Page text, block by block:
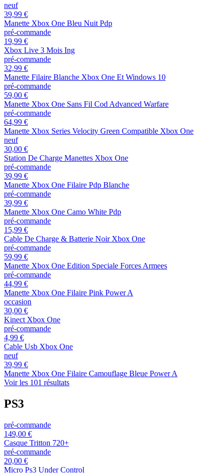
neuf
39,99 €
Manette Xbox One Bleu Nuit Pdp
pré-commande
19,99 €
Xbox Live 3 Mois Ing
pré-commande
32,99 €
Manette Filaire Blanche Xbox One Et Windows 10
pré-commande
59,00 €
Manette Xbox One Sans Fil Cod Advanced Warfare
pré-commande
64,99 €
Manette Xbox Series Velocity Green Compatible Xbox One
neuf
30,00 €
Station De Charge Manettes Xbox One
pré-commande
39,99 €
Manette Xbox One Filaire Pdp Blanche
pré-commande
39,99 €
Manette Xbox One Camo White Pdp
pré-commande
15,99 €
Cable De Charge & Batterie Noir Xbox One
pré-commande
59,99 €
Manette Xbox One Edition Speciale Forces Armees
pré-commande
44,99 €
Manette Xbox One Filaire Pink Power A
occasion
30,00 €
Kinect Xbox One
pré-commande
4,99 €
Cable Usb Xbox One
neuf
39,99 €
Manette Xbox One Filaire Camouflage Bleue Power A
Voir les 101 résultats
PS3
pré-commande
149,00 €
Casque Tritton 720+
pré-commande
20,00 €
Micro Ps3 Under Control